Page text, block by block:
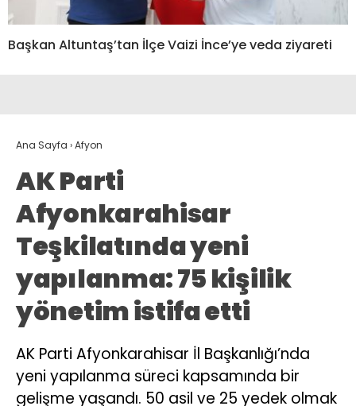
Başkan Altuntaş’tan İlçe Vaizi İnce’ye veda ziyareti
Ana Sayfa ›Afyon
AK Parti
Afyonkarahisar
Teşkilatında yeni
yapılanma: 75 kişilik
yönetim istifa etti
AK Parti Afyonkarahisar İl Başkanlığı’nda
yeni yapılanma süreci kapsamında bir
gelişme yaşandı. 50 asil ve 25 yedek olmak